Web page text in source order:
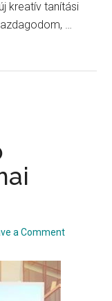
kreatív tanítási
…
a Comment